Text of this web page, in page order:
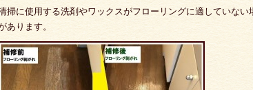
掃に使用する洗剤やワックスがフローリングに適していな
あります。